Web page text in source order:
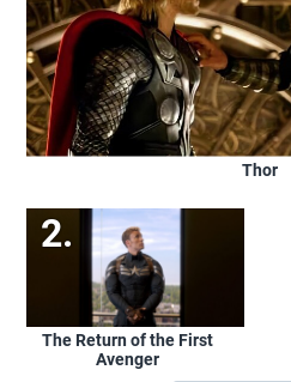
Thor
The Return of the First
Avenger